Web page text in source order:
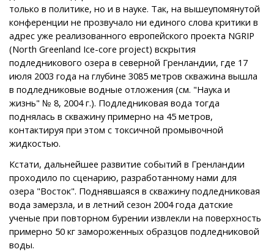
только в политике, но и в науке. Так, на вышеупомянутой
конференции не прозвучало ни единого слова критики в
адрес уже реализованного европейского проекта NGRIP
(North Greenland Ice-core project) вскрытия
подледникового озера в северной Гренландии, где 17
июля 2003 года на глубине 3085 метров скважина вышла
в подледниковые водные отложения (см. "Наука и
жизнь" № 8, 2004 г.). Подледниковая вода тогда
поднялась в скважину примерно на 45 метров,
контактируя при этом с токсичной промывочной
жидкостью.
Кстати, дальнейшее развитие событий в Гренландии
проходило по сценарию, разработанному нами для
озера "Восток". Поднявшаяся в скважину подледниковая
вода замерзла, и в летний сезон 2004 года датские
ученые при повторном бурении извлекли на поверхность
примерно 50 кг замороженных образцов подледниковой
воды.